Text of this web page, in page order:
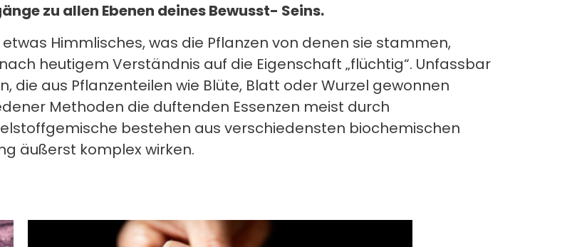
zu allen Ebenen deines Bewusst- Seins.
Himmlisches, was die Pflanzen von denen sie stammen,
heutigem Verständnis auf die Eigenschaft „flüchtig“. Unfassbar
die aus Pflanzenteilen wie Blüte, Blatt oder Wurzel gewonnen
Methoden die duftenden Essenzen meist durch
bestehen aus verschiedensten biochemischen
äußerst komplex wirken.